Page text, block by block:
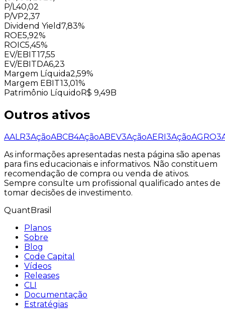
P/L40,02
P/VP2,37
Dividend Yield7,83%
ROE5,92%
ROIC5,45%
EV/EBIT17,55
EV/EBITDA6,23
Margem Líquida2,59%
Margem EBIT13,01%
Patrimônio LíquidoR$ 9,49B
Outros ativos
AALR3AçãoABCB4AçãoABEV3AçãoAERI3AçãoAGRO3
As informações apresentadas nesta página são apenas
para fins educacionais e informativos. Não constituem
recomendação de compra ou venda de ativos.
Sempre consulte um profissional qualificado antes de
tomar decisões de investimento.
QuantBrasil
Planos
Sobre
Blog
Code Capital
Vídeos
Releases
CLI
Documentação
Estratégias